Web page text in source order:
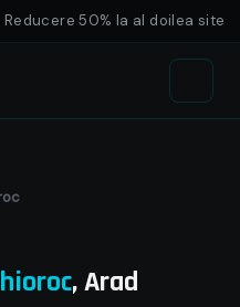
50% la al doilea site
, Arad